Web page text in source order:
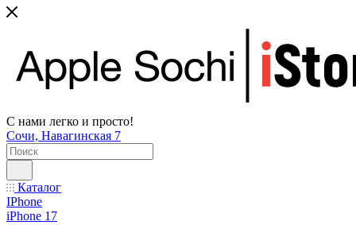
С нами легко и просто!
Сочи, Навагинская 7
Каталог
IPhone
iPhone 17